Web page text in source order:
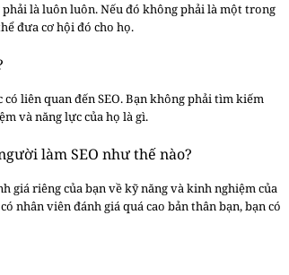
là luôn luôn. Nếu đó không phải là một trong
đưa cơ hội đó cho họ.
liên quan đến SEO. Bạn không phải tìm kiếm
và năng lực của họ là gì.
làm SEO như thế nào?
giá riêng của bạn về kỹ năng và kinh nghiệm của
nhân viên đánh giá quá cao bản thân bạn, bạn có